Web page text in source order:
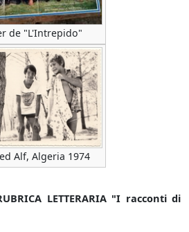
de "L'Intrepido"
Alf, Algeria 1974
LETTERARIA "I racconti di